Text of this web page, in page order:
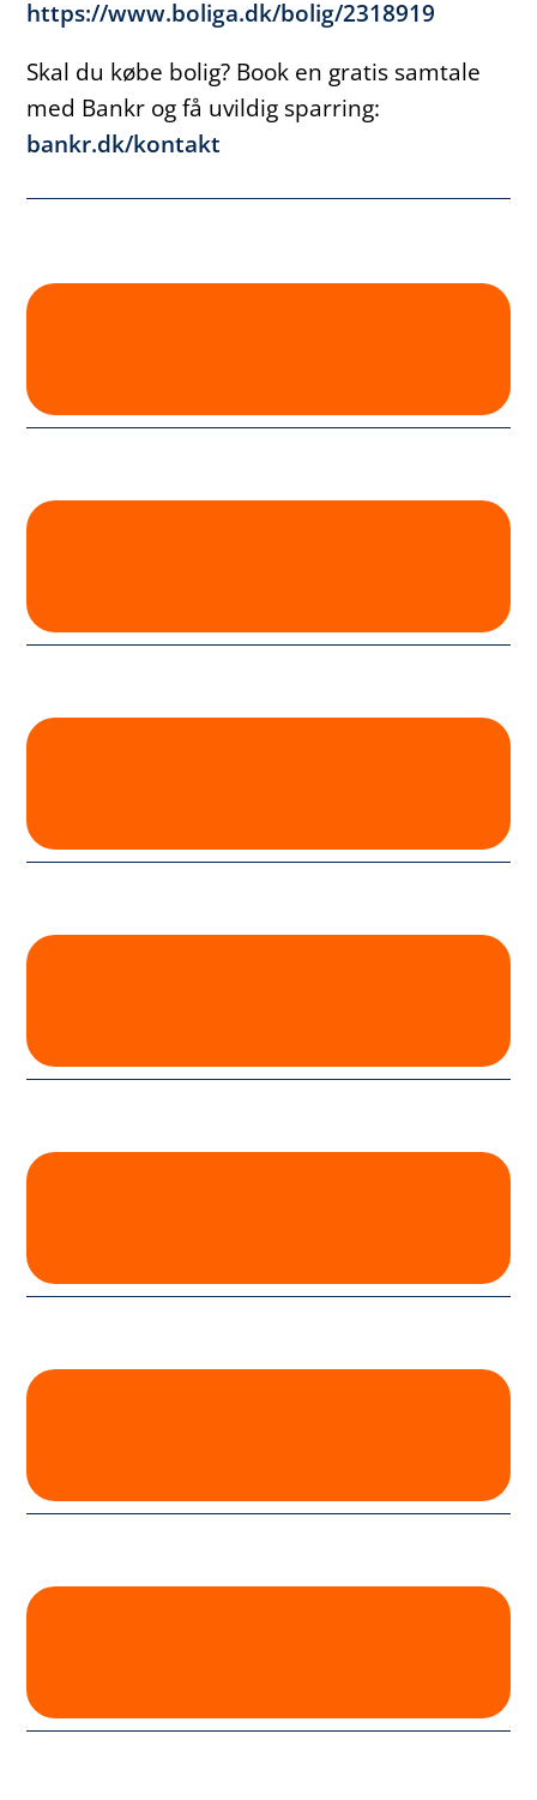
https://www.boliga.dk/bolig/2318919
Skal du købe bolig? Book en gratis samtale
med Bankr og få uvildig sparring:
bankr.dk/kontakt